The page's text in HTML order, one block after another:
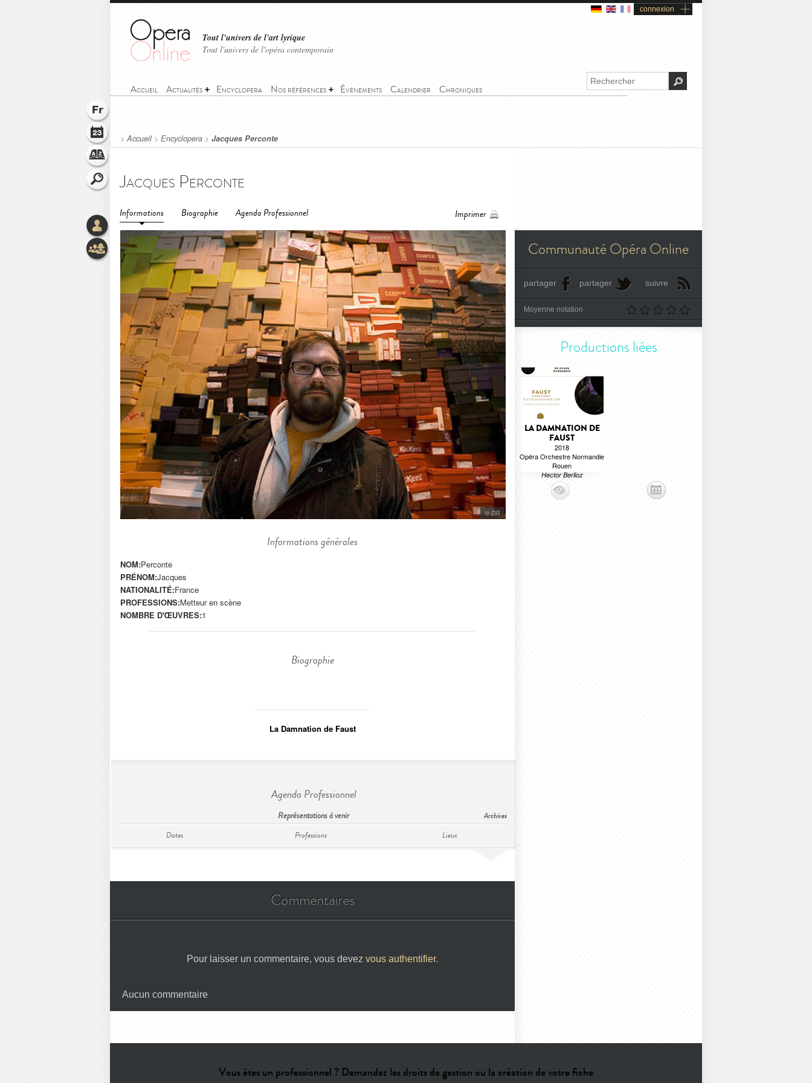
connexion
Tout l'univers de l'art lyrique
Tout l'univers de l'opéra contemporain
Accueil Actualités Encyclopera Nos références Événements Calendrier Chroniques
>Accueil> Encyclopera > Jacques Perconte
Jacques Perconte
Informations Biographie Agenda Professionnel Imprimer
© DR
Informations générales
NOM:Perconte
PRÉNOM:Jacques
NATIONALITÉ:France
PROFESSIONS:Metteur en scène
NOMBRE D'ŒUVRES:1
Biographie
La Damnation de Faust
Agenda Professionnel
Représentations à venir Archives
Dates Professions Lieux
Commentaires
Pour laisser un commentaire, vous devez vous authentifier.
Aucun commentaire
Communauté Opéra Online
partager partager suivre
Moyenne notation
Productions liées
LA DAMNATION DE
FAUST
2018
Opéra Orchestre Normandie
Rouen
Hector Berlioz
Vous êtes un professionnel ? Demandez les droits de gestion ou la création de votre fiche